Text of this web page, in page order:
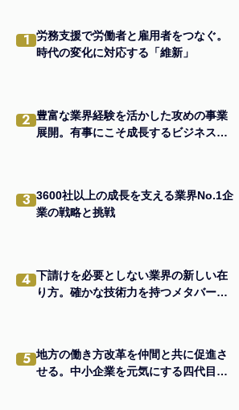
1 労務支援で労働者と雇用者をつなぐ。
時代の変化に対応する「維新」
2 豊富な業界経験を活かした攻めの事業
展開。有事にこそ成長するビジネスを
3 3600社以上の成長を支える業界No.1企
業の戦略と挑戦
4 下請けを必要としない業界の新しい在
り方。確かな技術力を持つメタバース
5 地方の働き方改革を仲間と共に促進さ
せる。中小企業を元気にする四代目社